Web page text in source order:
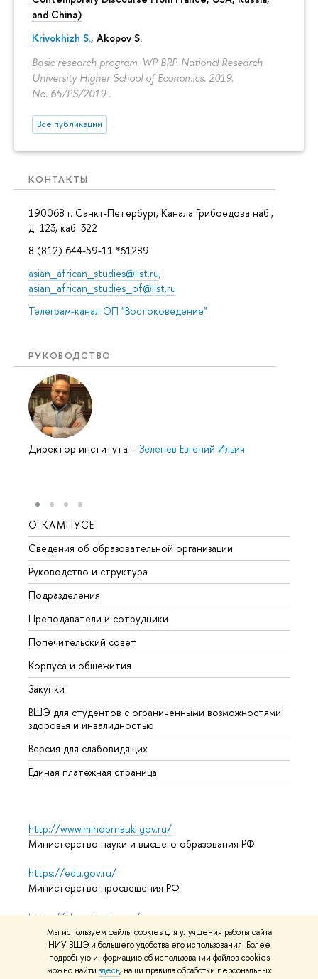
Мы используем файлы cookies для улучшения работы сайта
НИУ ВШЭ и большего удобства его использования. Более
подробную информацию об использовании файлов cookies
можно найти здесь, наши правила обработки персональных
and China)
Krivokhizh S., Akopov S.
Basic research program. WP BRP. National Research
University Higher School of Economics, 2019.
No. 65/PS/2019 .
Все публикации
КОНТАКТЫ
190068 г. Санкт-Петербург, Канала Грибоедова наб.,
д. 123, каб. 322
8 (812) 644-59-11 *61289
asian_african_studies@list.ru;
asian_african_studies_of@list.ru
Телеграм-канал ОП "Востоковедение"
РУКОВОДСТВО
Директор института – Зеленев Евгений Ильич
О КАМПУСЕ
Сведения об образовательной организации
Руководство и структура
Подразделения
Преподаватели и сотрудники
Попечительский совет
Корпуса и общежития
Закупки
ВШЭ для студентов с ограниченными возможностями
здоровья и инвалидностью
Версия для слабовидящих
Единая платежная страница
http://www.minobrnauki.gov.ru/
Министерство науки и высшего образования РФ
https://edu.gov.ru/
Министерство просвещения РФ
https://elearning.hse.ru/mooc
Массовые открытые онлайн-курсы